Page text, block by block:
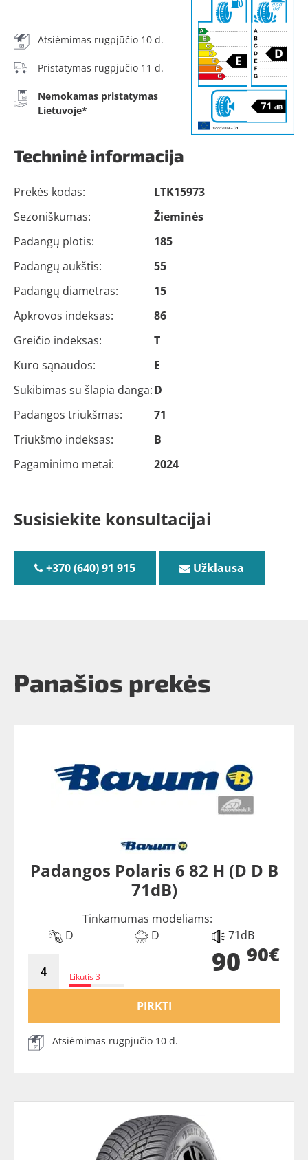
Atsiėmimas rugpjūčio 10 d.
Pristatymas rugpjūčio 11 d.
Nemokamas pristatymas
Lietuvoje*
Techninė informacija
Prekės kodas:
LTK15973
Sezoniškumas:
Žieminės
Padangų plotis:
185
Padangų aukštis:
55
Padangų diametras:
15
Apkrovos indeksas:
86
Greičio indeksas:
T
Kuro sąnaudos:
E
Sukibimas su šlapia danga:D
Padangos triukšmas:
71
Triukšmo indeksas:
B
Pagaminimo metai:
2024
Susisiekite konsultacijai
+370 (640) 91 915 Užklausa
Panašios prekės
Padangos Polaris 6 82 H (D D B
71dB)
Tinkamumas modeliams:
D
D 71dB
Likutis 3 90 90€
PIRKTI
Atsiėmimas rugpjūčio 10 d.